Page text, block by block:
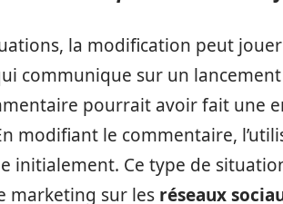
la modification peut
communique sur un
pourrait avoir fait une
modifiant le commentaire,
initialement. Ce type de
marketing sur les réseaux